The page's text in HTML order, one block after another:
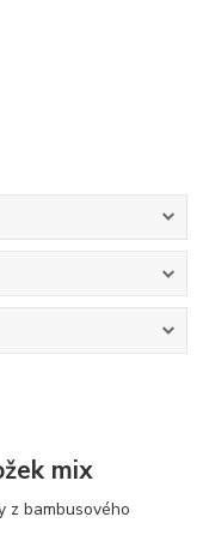
mix
z bambusového